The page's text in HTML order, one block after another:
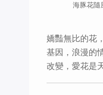
海豚花隨
嬌豔無比的花
基因，浪漫的
改變，愛花是